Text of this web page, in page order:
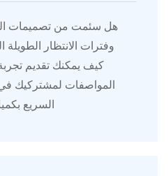
هل سئمت من تصميمات
وفترات الانتظار
كيف يمكنك تقديم
المواصفات لمشتركيك
السريع